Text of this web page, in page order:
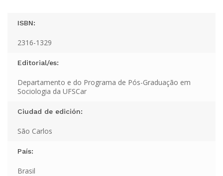
ISBN:
2316-1329
Editorial/es:
Departamento e do Programa de Pós-Graduação em
Sociologia da UFSCar
Ciudad de edición:
São Carlos
País:
Brasil